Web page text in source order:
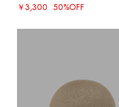
￥3,300 50%OFF